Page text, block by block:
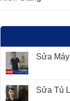
Sửa
Sửa Tủ